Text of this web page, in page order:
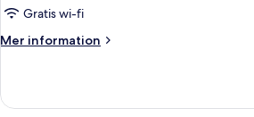
Gratis wi-fi
Mer information
Mer
Studio